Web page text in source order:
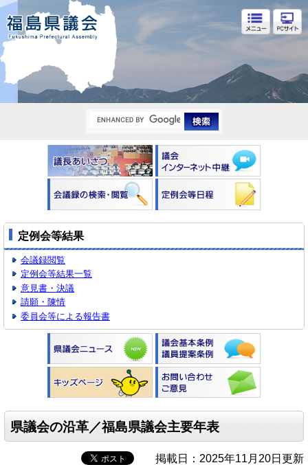
福島県議会
定例会等結果
会議録閲覧
定例会等結果一覧
意見書・決議
請願・陳情
委員会等による報告書
県議会の沿革／福島県議会主要年表
掲載日：2025年11月20日更新